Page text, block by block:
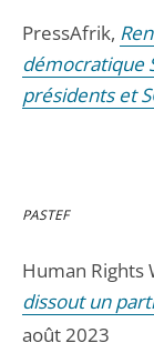
PressAfrik,
démocratique
présidents et
PASTEF
Human Rights
dissout un
août 2023